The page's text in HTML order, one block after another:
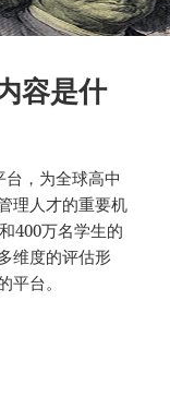
容是什
，为全球高中
理人才的重要机
400万名学生的
维度的评估形
台。